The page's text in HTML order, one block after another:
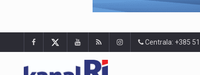
Centrala: +385